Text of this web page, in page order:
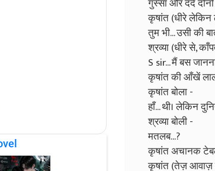
गुस्सा और दर्द
कृषांत (धीरे लेकिन
तुम भी... उसी की
श्रव्या (धीरे से,
S sir... मैं बस
कृषांत की आँखें लाल
कृषांत बोला -
हाँ... थी। लेकिन
श्रव्या बोली -
मतलब...?
कृषांत अचानक टेबल
कृषांत (तेज़ आवाज़